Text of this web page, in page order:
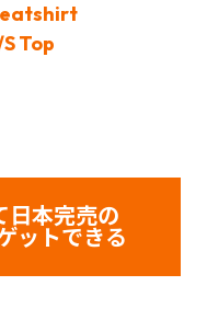
Top
日本完売の
ットできる